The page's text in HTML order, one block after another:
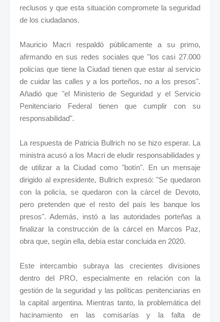
reclusos y que esta situación compromete la seguridad
de los ciudadanos.
Mauricio Macri respaldó públicamente a su primo,
afirmando en sus redes sociales que "los casi 27.000
policías que tiene la Ciudad tienen que estar al servicio
de cuidar las calles y a los porteños, no a los presos".
Añadió que "el Ministerio de Seguridad y el Servicio
Penitenciario Federal tienen que cumplir con su
responsabilidad".
La respuesta de Patricia Bullrich no se hizo esperar. La
ministra acusó a los Macri de eludir responsabilidades y
de utilizar a la Ciudad como "botín". En un mensaje
dirigido al expresidente, Bullrich expresó: "Se quedaron
con la policía, se quedaron con la cárcel de Devoto,
pero pretenden que el resto del país les banque los
presos". Además, instó a las autoridades porteñas a
finalizar la construcción de la cárcel en Marcos Paz,
obra que, según ella, debía estar concluida en 2020.
Este intercambio subraya las crecientes divisiones
dentro del PRO, especialmente en relación con la
gestión de la seguridad y las políticas penitenciarias en
la capital argentina. Mientras tanto, la problemática del
hacinamiento en las comisarías y la falta de